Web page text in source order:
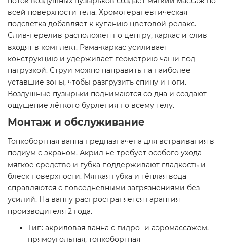
всей поверхности тела. Хромотерапевтическая
подсветка добавляет к купанию цветовой релакс.
Слив-перелив расположен по центру, каркас и слив
входят в комплект. Рама-каркас усиливает
конструкцию и удерживает геометрию чаши под
нагрузкой. Струи можно направить на наиболее
уставшие зоны, чтобы разгрузить спину и ноги.
Воздушные пузырьки поднимаются со дна и создают
ощущение лёгкого бурления по всему телу.
Монтаж и обслуживание
Тонкобортная ванна предназначена для встраивания в
подиум с экраном. Акрил не требует особого ухода —
мягкое средство и губка поддерживают гладкость и
блеск поверхности. Мягкая губка и тёплая вода
справляются с повседневными загрязнениями без
усилий. На ванну распространяется гарантия
производителя 2 года.
Тип: акриловая ванна с гидро- и аэромассажем,
прямоугольная, тонкобортная